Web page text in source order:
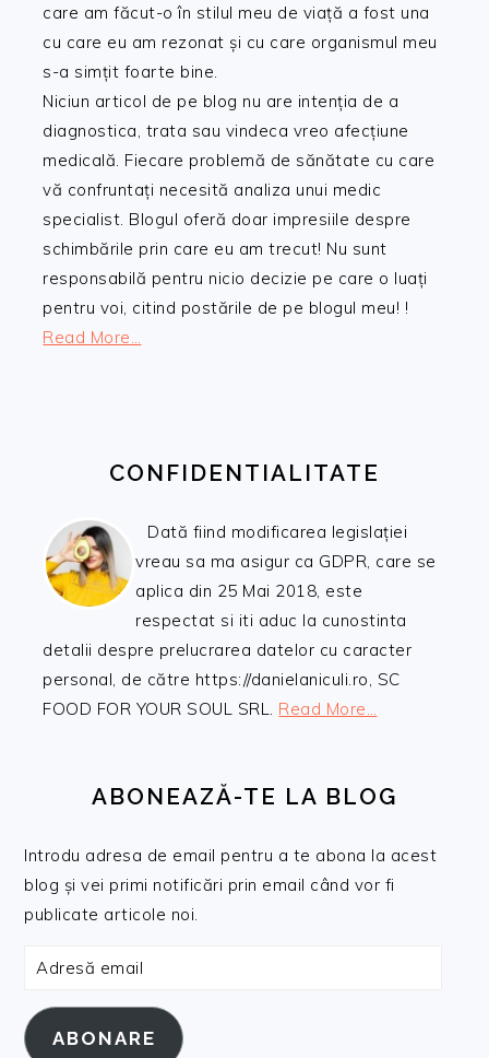
care am făcut-o în stilul meu de viață a fost una
cu care eu am rezonat și cu care organismul meu
s-a simțit foarte bine.
Niciun articol de pe blog nu are intenția de a
diagnostica, trata sau vindeca vreo afecțiune
medicală. Fiecare problemă de sănătate cu care
vă confruntați necesită analiza unui medic
specialist. Blogul oferă doar impresiile despre
schimbările prin care eu am trecut! Nu sunt
responsabilă pentru nicio decizie pe care o luați
pentru voi, citind postările de pe blogul meu! !
Read More…
CONFIDENTIALITATE
Dată fiind modificarea legislației
vreau sa ma asigur ca GDPR, care se
aplica din 25 Mai 2018, este
respectat si iti aduc la cunostinta
detalii despre prelucrarea datelor cu caracter
personal, de către https://danielaniculi.ro, SC
FOOD FOR YOUR SOUL SRL. Read More…
ABONEAZĂ-TE LA BLOG
Introdu adresa de email pentru a te abona la acest
blog și vei primi notificări prin email când vor fi
publicate articole noi.
Adresă
ABONARE